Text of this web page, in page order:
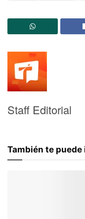
Staff Editorial
También te